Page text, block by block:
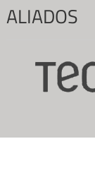
ALIADOS